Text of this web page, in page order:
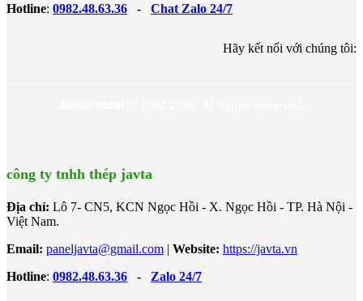
Hotline: 0982.48.63.36 - Chat Zalo 24/7
Hãy kết nối với chúng tôi:
công ty tnhh thép javta
Địa chỉ: Lô 7- CN5, KCN Ngọc Hồi - X. Ngọc Hồi - TP. Hà Nội -
Việt Nam.
Email: paneljavta@gmail.com | Website: https://javta.vn
Hotline: 0982.48.63.36 - Zalo 24/7